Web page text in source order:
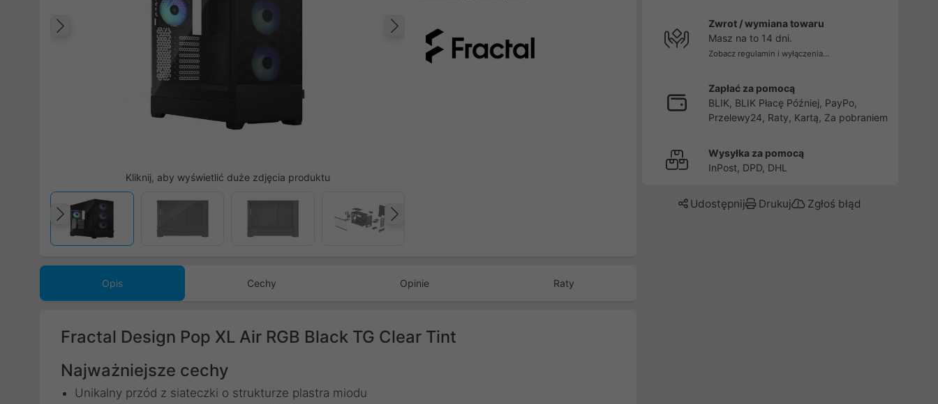
Następny
Poprzedni
Kliknij, aby wyświetlić duże zdjęcia produktu
Poprzedni
Opis Cechy Opinie Raty
Fractal Design Pop XL Air RGB Black TG Clear Tint
Najważniejsze cechy
Unikalny przód z siateczki o strukturze plastra miodu
Zwrot / wymiana towaru
Masz na to 14 dni.
Zobacz regulamin i wyłączenia...
Zapłać za pomocą
BLIK, BLIK Płacę Później, PayPo,
Przelewy24, Raty, Kartą, Za pobraniem
Wysyłka za pomocą
InPost, DPD, DHL
Udostępnij Drukuj Zgłoś błąd